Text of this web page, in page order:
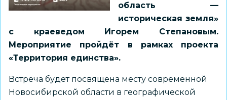
область —
историческая земля»
с краеведом Игорем Степановым.
Мероприятие пройдёт в рамках проекта
«Территория единства».
Встреча будет посвящена месту современной
Новосибирской области в географической